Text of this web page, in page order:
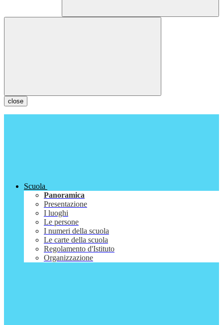
close
Scuola
Panoramica
Presentazione
I luoghi
Le persone
I numeri della scuola
Le carte della scuola
Regolamento d'Istituto
Organizzazione